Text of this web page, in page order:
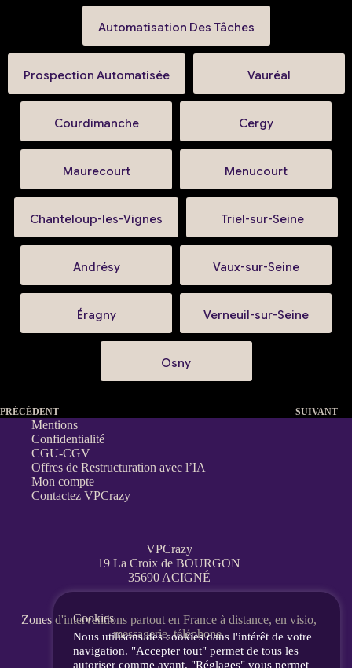
Automatisation Des Tâches
Prospection Automatisée Vauréal
Courdimanche Cergy
Maurecourt Menucourt
Chanteloup-les-Vignes Triel-sur-Seine
Andrésy Vaux-sur-Seine
Éragny Verneuil-sur-Seine
Osny
PRÉCÉDENT SUIVANT
Mentions
Confidentialité
CGU-CGV
Offres de Restructuration avec l’IA
Mon compte
Contactez VPCrazy
VPCrazy
19 La Croix de BOURGON
35690 ACIGNÉ
Zones d'interventions partout en France à distance, en visio,
messagerie, téléphone.
Cookies
Nous utilisons des cookies dans l'intérêt de votre
navigation. "Accepter tout" permet de tous les
autoriser comme avant. "Réglages" vous permet